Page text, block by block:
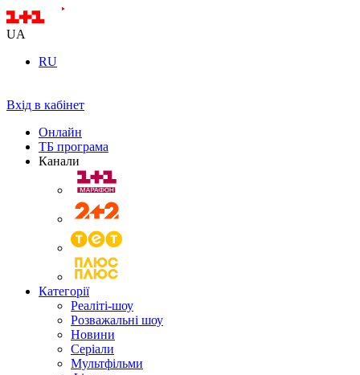
UA
RU
Вхід в кабінет
Онлайн
ТБ програма
Канали
Категорії
Реаліті-шоу
Розважальні шоу
Новини
Серіали
Мультфільми